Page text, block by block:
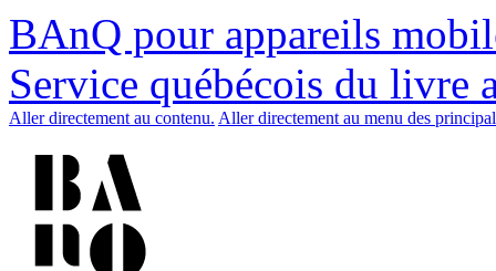
BAnQ pour appareils
Service québécois du livre
Aller directement au contenu. Aller directement au menu des